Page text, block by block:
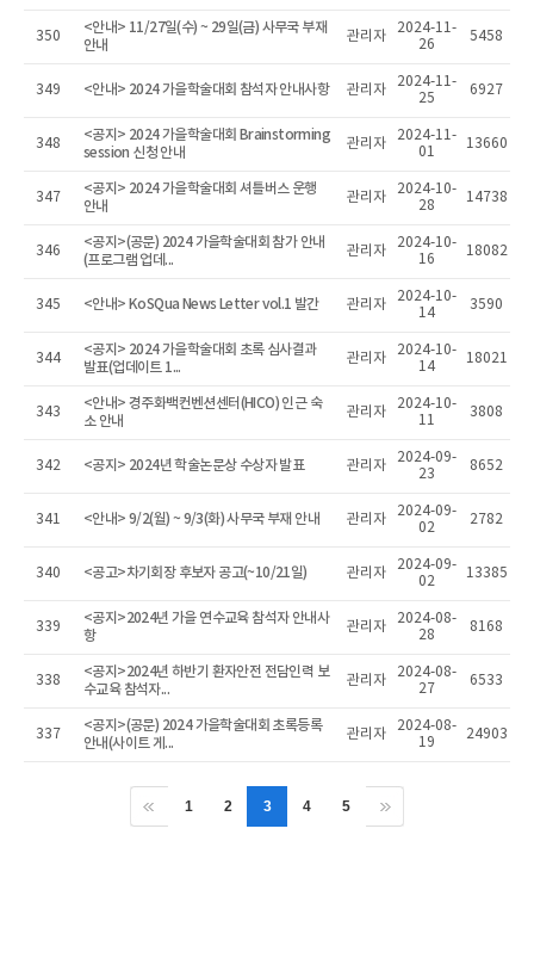
350
<안내> 11/27일(수) ~ 29일(금) 사무국 부재
안내
관리자
2024-11-
26
5458
349 <안내> 2024 가을학술대회 참석자 안내사항 관리자
2024-11-
25
6927
348
<공지> 2024 가을학술대회 Brainstorming
session 신청 안내
관리자
2024-11-
01
13660
347
<공지> 2024 가을학술대회 셔틀버스 운행
안내
관리자
2024-10-
28
14738
346
<공지>(공문) 2024 가을학술대회 참가 안내
(프로그램 업데...
관리자
2024-10-
16
18082
345 <안내> KoSQua News Letter vol.1 발간 관리자
2024-10-
14
3590
344
<공지> 2024 가을학술대회 초록 심사결과
발표(업데이트 1...
관리자
2024-10-
14
18021
343
<안내> 경주화백컨벤션센터(HICO) 인근 숙
소 안내
관리자
2024-10-
11
3808
342 <공지> 2024년 학술논문상 수상자 발표 관리자
2024-09-
23
8652
341 <안내> 9/2(월) ~ 9/3(화) 사무국 부재 안내 관리자
2024-09-
02
2782
340 <공고>차기회장 후보자 공고(~10/21일) 관리자
2024-09-
02
13385
339
<공지>2024년 가을 연수교육 참석자 안내사
항
관리자
2024-08-
28
8168
338
<공지>2024년 하반기 환자안전 전담인력 보
수교육 참석자...
관리자
2024-08-
27
6533
337
<공지>(공문) 2024 가을학술대회 초록등록
안내(사이트 게...
관리자
2024-08-
19
24903
1 2 3 4 5